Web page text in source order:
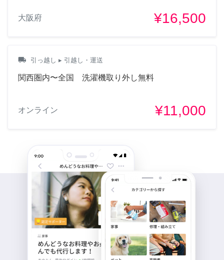
大阪府 ¥16,500
local_shipping 引っ越し ▸ 引越し・運送
関西圏内〜全国 洗濯機取り外し無料
オンライン ¥11,000